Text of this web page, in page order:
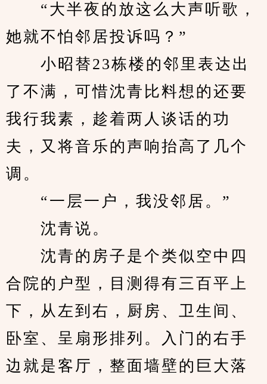
“大半夜的放这么大声听歌，
她就不怕邻居投诉吗？”
小昭替23栋楼的邻里表达出
了不满，可惜沈青比料想的还要
我行我素，趁着两人谈话的功
夫，又将音乐的声响抬高了几个
调。
“一层一户，我没邻居。”
沈青说。
沈青的房子是个类似空中四
合院的户型，目测得有三百平上
下，从左到右，厨房、卫生间、
卧室、呈扇形排列。入门的右手
边就是客厅，整面墙壁的巨大落